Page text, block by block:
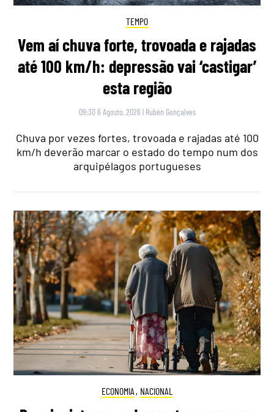
TEMPO
Vem aí chuva forte, trovoada e rajadas
até 100 km/h: depressão vai ‘castigar’
esta região
09:30 6 Agosto, 2026 | Rubén Gonçalves
Chuva por vezes fortes, trovoada e rajadas até 100
km/h deverão marcar o estado do tempo num dos
arquipélagos portugueses
ECONOMIA , NACIONAL